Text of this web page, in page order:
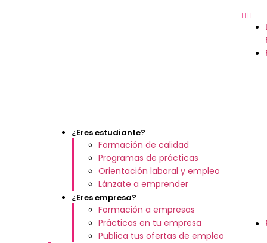
¿Eres estudiante?
Formación de calidad
Programas de prácticas
Orientación laboral y empleo
Lánzate a emprender
¿Eres empresa?
Formación a empresas
Prácticas en tu empresa
Publica tus ofertas de empleo